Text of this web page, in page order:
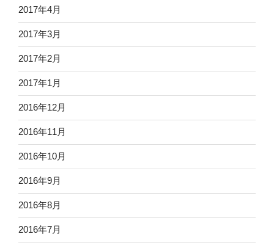
2017年4月
2017年3月
2017年2月
2017年1月
2016年12月
2016年11月
2016年10月
2016年9月
2016年8月
2016年7月